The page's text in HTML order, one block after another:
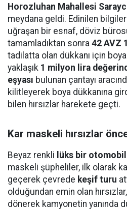
Horozluhan Mahallesi
meydana geldi. Edinilen
uğraşan bir esnaf, döviz
tamamladıktan sonra 42 AVZ
tadilatta olan dükkanı için
yaklaşık 1 milyon lira
eşyası bulunan çantayı
kilitleyerek boya dükkanına
bilen hırsızlar harekete geçti.
Kar maskeli hırsızlar
Beyaz renkli lüks bir otomobil
maskeli şüpheliler, ilk olarak
geçerek çevrede keşif turu
olduğundan emin olan
dönerek kamyonetin yanında